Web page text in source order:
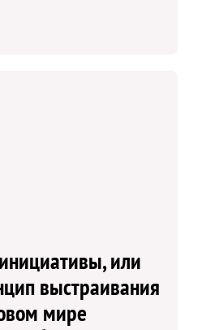
или
выстраивания
мире